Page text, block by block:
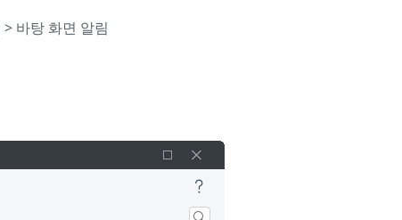
> 바탕 화면 알림